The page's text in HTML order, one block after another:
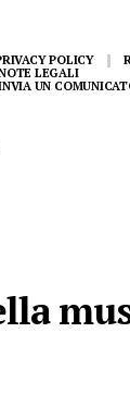
POLICY
LEGALI
UN